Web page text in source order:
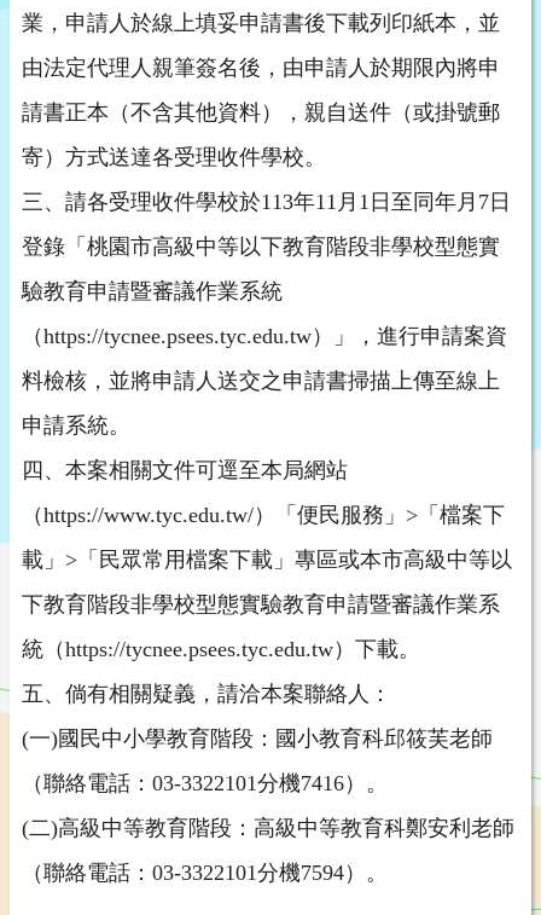
業，申請人於線上填妥申請書後下載列印紙本，並
由法定代理人親筆簽名後，由申請人於期限內將申
請書正本（不含其他資料），親自送件（或掛號郵
寄）方式送達各受理收件學校。
三、請各受理收件學校於113年11月1日至同年月7日
登錄「桃園市高級中等以下教育階段非學校型態實
驗教育申請暨審議作業系統
（https://tycnee.psees.tyc.edu.tw）」，進行申請案資
料檢核，並將申請人送交之申請書掃描上傳至線上
申請系統。
四、本案相關文件可逕至本局網站
（https://www.tyc.edu.tw/）「便民服務」>「檔案下
載」>「民眾常用檔案下載」專區或本市高級中等以
下教育階段非學校型態實驗教育申請暨審議作業系
統（https://tycnee.psees.tyc.edu.tw）下載。
五、倘有相關疑義，請洽本案聯絡人：
(一)國民中小學教育階段：國小教育科邱筱芙老師
（聯絡電話：03-3322101分機7416）。
(二)高級中等教育階段：高級中等教育科鄭安利老師
（聯絡電話：03-3322101分機7594）。